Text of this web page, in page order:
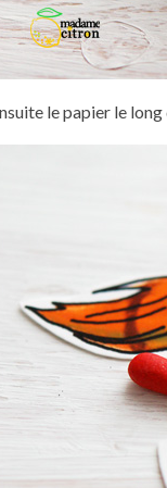
le papier le